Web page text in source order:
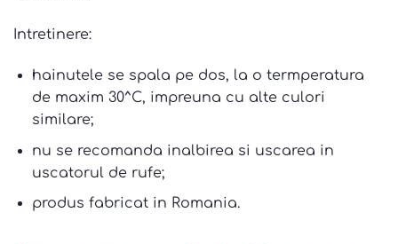
Intretinere:
hainutele se spala pe dos, la o termperatura
de maxim 30^C, impreuna cu alte culori
similare;
nu se recomanda inalbirea si uscarea in
uscatorul de rufe;
produs fabricat in Romania.